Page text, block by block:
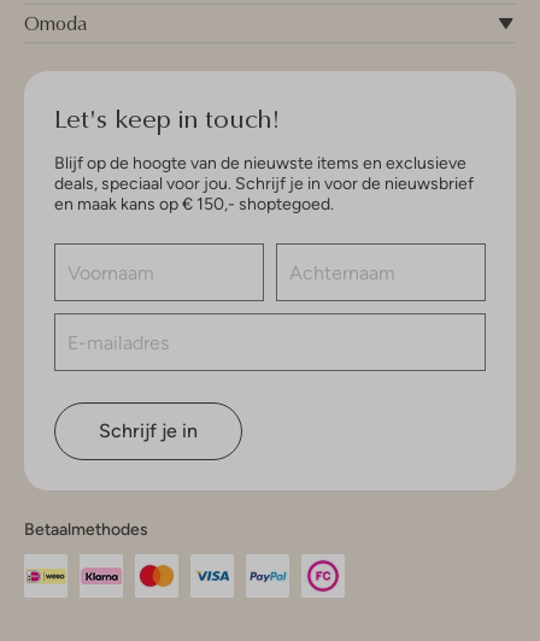
Omoda
Let's keep in touch!
Blijf op de hoogte van de nieuwste items en exclusieve
deals, speciaal voor jou. Schrijf je in voor de nieuwsbrief
en maak kans op € 150,- shoptegoed.
Schrijf je in
Betaalmethodes